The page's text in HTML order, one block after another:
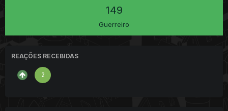
149
Guerreiro
REAÇÕES RECEBIDAS
2